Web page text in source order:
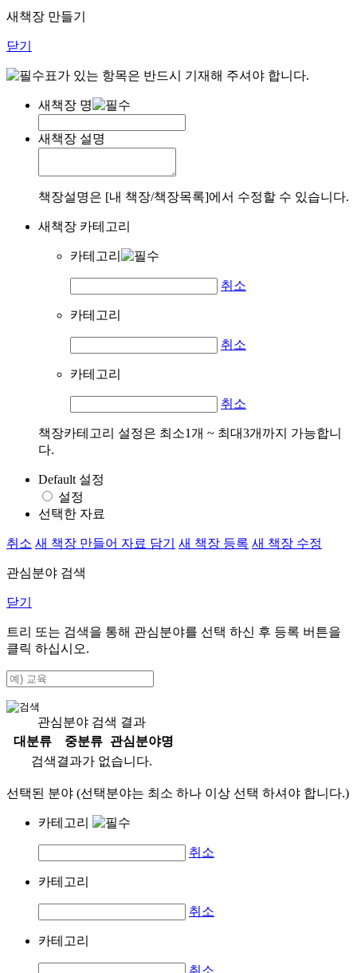
새책장 만들기
닫기
표가 있는 항목은 반드시 기재해 주셔야 합니다.
새책장 명
새책장 설명
책장설명은 [내 책장/책장목록]에서 수정할 수 있습니다.
새책장 카테고리
카테고리
취소
카테고리
취소
카테고리
취소
책장카테고리 설정은 최소1개 ~ 최대3개까지 가능합니
다.
Default 설정
설정
선택한 자료
취소 새 책장 만들어 자료 담기 새 책장 등록 새 책장 수정
관심분야 검색
닫기
트리 또는 검색을 통해 관심분야를 선택 하신 후 등록 버튼을
클릭 하십시오.
관심분야 검색 결과
대분류
중분류
관심분야명
검색결과가 없습니다.
선택된 분야 (선택분야는 최소 하나 이상 선택 하셔야 합니다.)
카테고리
취소
카테고리
취소
카테고리
취소